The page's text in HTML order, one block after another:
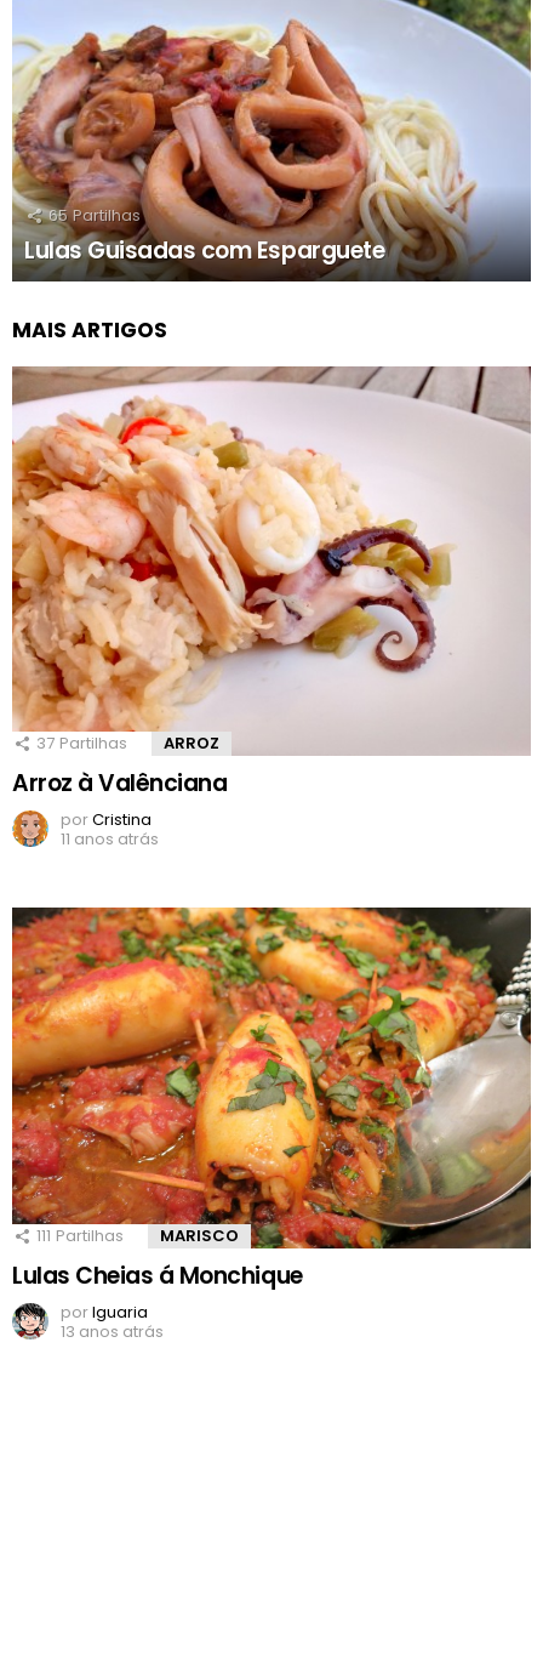
65 Partilhas
Lulas Guisadas com Esparguete
MAIS ARTIGOS
37 Partilhas ARROZ
Arroz à Valênciana
porCristina
11 anos atrás
111 Partilhas MARISCO
Lulas Cheias á Monchique
porIguaria
13 anos atrás